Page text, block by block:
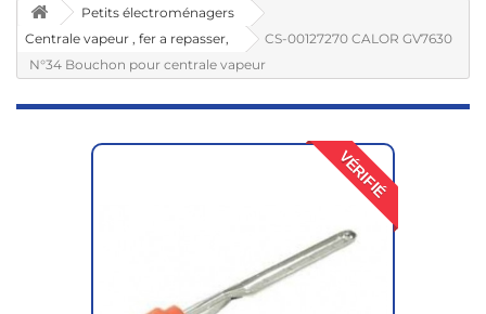
Petits électroménagers
Centrale vapeur , fer a repasser,
CS-00127270 CALOR GV7630
N°34 Bouchon pour centrale vapeur
VÉRIFIÉ